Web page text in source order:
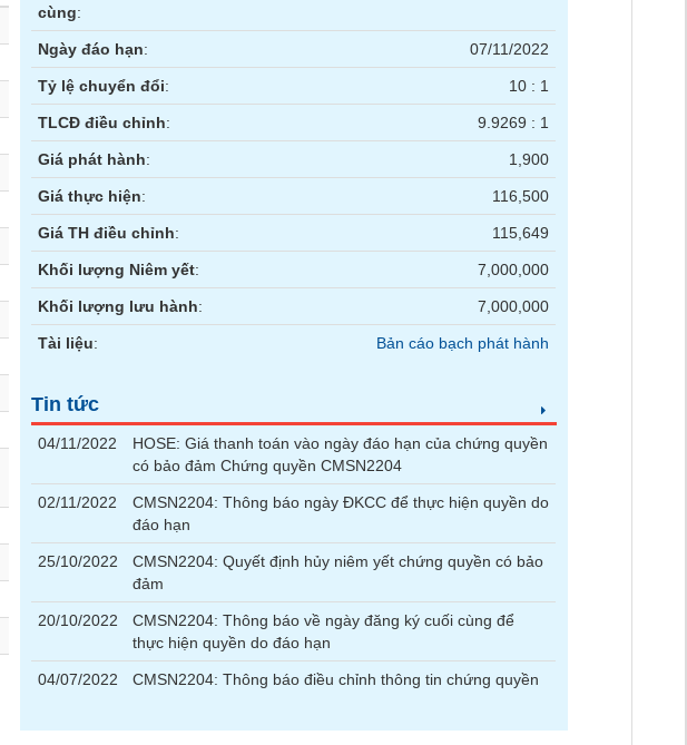
cùng:
Ngày đáo hạn: 07/11/2022
Tỷ lệ chuyển đổi: 10 : 1
TLCĐ điều chỉnh: 9.9269 : 1
Giá phát hành: 1,900
Giá thực hiện: 116,500
Giá TH điều chỉnh: 115,649
Khối lượng Niêm yết: 7,000,000
Khối lượng lưu hành: 7,000,000
Tài liệu: Bản cáo bạch phát hành
Tin tức
04/11/2022
HOSE: Giá thanh toán vào ngày đáo hạn của chứng quyền
có bảo đảm Chứng quyền CMSN2204
02/11/2022
CMSN2204: Thông báo ngày ĐKCC để thực hiện quyền do
đáo hạn
25/10/2022
CMSN2204: Quyết định hủy niêm yết chứng quyền có bảo
đảm
20/10/2022
CMSN2204: Thông báo về ngày đăng ký cuối cùng để
thực hiện quyền do đáo hạn
04/07/2022 CMSN2204: Thông báo điều chỉnh thông tin chứng quyền